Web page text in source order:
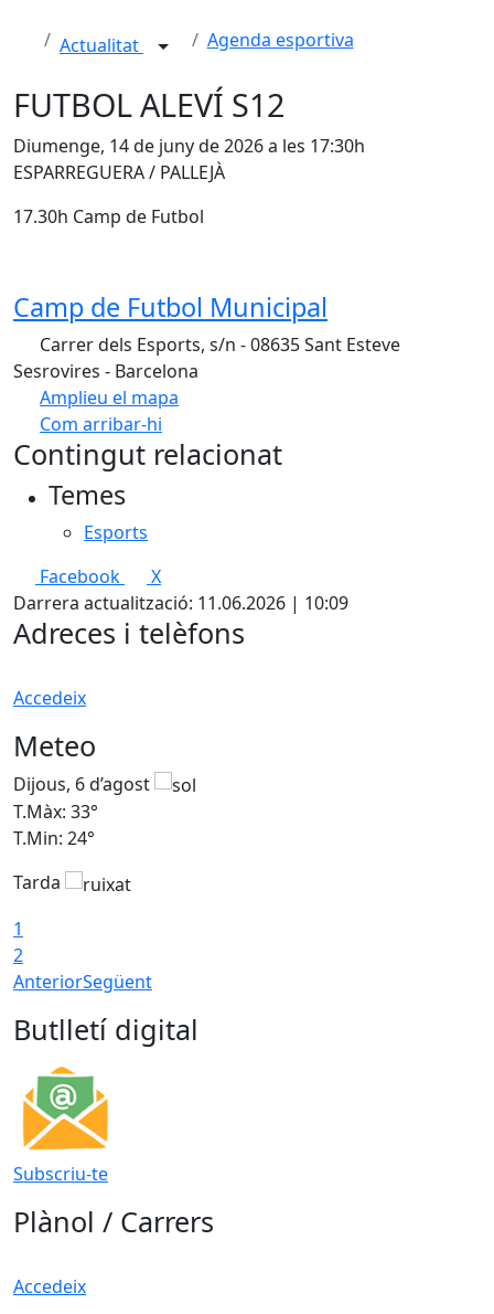
Actualitat Agenda esportiva
FUTBOL ALEVÍ S12
Diumenge, 14 de juny de 2026 a les 17:30h
ESPARREGUERA / PALLEJÀ
17.30h Camp de Futbol
Camp de Futbol Municipal
Carrer dels Esports, s/n - 08635 Sant Esteve
Sesrovires - Barcelona
Amplieu el mapa
Com arribar-hi
+
Contingut relacionat
Temes
Esports
Facebook
X
Darrera actualització: 11.06.2026 | 10:09
Adreces i telèfons
Accedeix
Meteo
Dijous, 6 d’agost
T.Màx: 33°
T.Min: 24°
Tarda
1
2
AnteriorSegüent
Butlletí digital
Subscriu-te
Plànol / Carrers
Accedeix